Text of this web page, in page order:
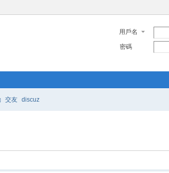
用戶名
密碼
交友 discuz